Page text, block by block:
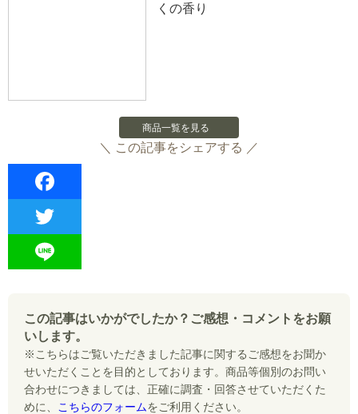
くの香り
商品一覧を見る
＼ この記事をシェアする ／
b
o
k
t
t
e
r
e
この記事はいかがでしたか？ご感想・コメントをお願
いします。
※こちらはご覧いただきました記事に関するご感想をお聞か
せいただくことを目的としております。商品等個別のお問い
合わせにつきましては、正確に調査・回答させていただくた
めに、
こちらのフォームをご利用ください。